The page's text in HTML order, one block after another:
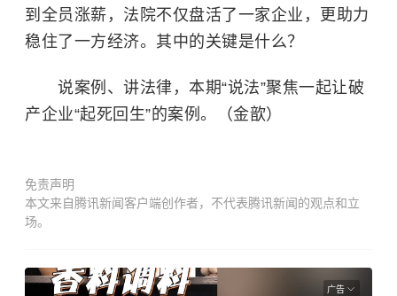
到全员涨薪，法院不仅盘活了一家企业，更助力
稳住了一方经济。其中的关键是什么？
说案例、讲法律，本期“说法”聚焦一起让破
产企业“起死回生”的案例。（金歆）
免责声明
本文来自腾讯新闻客户端创作者，不代表腾讯新闻的观点和立
场。
广告